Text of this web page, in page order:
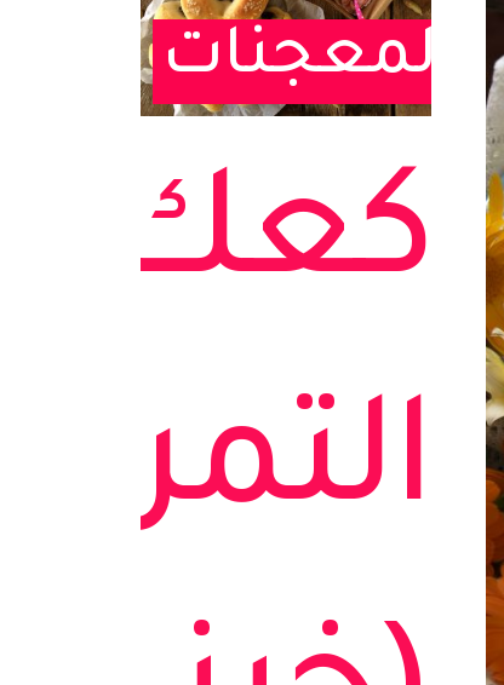
المعجنات
كعك
التمر